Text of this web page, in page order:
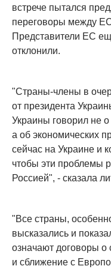
встрече пытался
переговоры между
Представители ЕС
отклонили.
"Страны-члены в
от президента
Украины говорил не
а об экономических
сейчас на Украине и
чтобы эти проблемы
Россией", - сказала
"Все страны,
высказались и
означают договоры о
и сближение с